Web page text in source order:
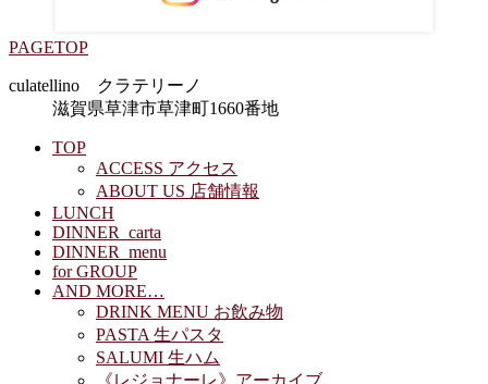
PAGETOP
culatellino クラテリーノ
滋賀県草津市草津町1660番地
TOP
ACCESS アクセス
ABOUT US 店舗情報
LUNCH
DINNER_carta
DINNER_menu
for GROUP
AND MORE…
DRINK MENU お飲み物
PASTA 生パスタ
SALUMI 生ハム
《レジョナーレ》アーカイブ